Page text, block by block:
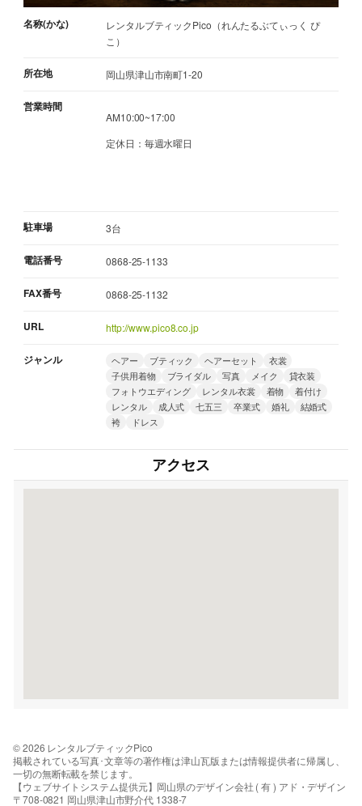
名称(かな)
レンタルブティックPico（れんたるぶてぃっく ぴ
こ）
所在地 岡山県津山市南町1-20
営業時間
AM10:00~17:00
定休日：毎週水曜日
駐車場 3台
電話番号 0868-25-1133
FAX番号 0868-25-1132
URL http://www.pico8.co.jp
ジャンル ヘアー ブティック ヘアーセット
衣裳
子供用着物
ブライダル 写真 メイク
貸衣装
フォトウエディング
レンタル衣裳 着物
着付け
レンタル
成人式 七五三 卒業式 婚礼
結婚式
袴
ドレス
アクセス
© 2026 レンタルブティックPico
掲載されている写真･文章等の著作権は津山瓦版または情報提供者に帰属し、
一切の無断転載を禁じます。
【ウェブサイトシステム提供元】岡山県のデザイン会社 ( 有 ) アド・デザイン
〒708-0821 岡山県津山市野介代 1338-7